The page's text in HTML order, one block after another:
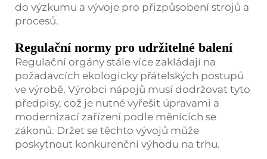
do výzkumu a vývoje pro přizpůsobení strojů a
procesů.
Regulační normy pro udržitelné balení
Regulační orgány stále více zakládají na
požadavcích ekologicky přátelských postupů
ve výrobě. Výrobci nápojů musí dodržovat tyto
předpisy, což je nutné vyřešit úpravami a
modernizací zařízení podle měnících se
zákonů. Držet se těchto vývojů může
poskytnout konkurenční výhodu na trhu.